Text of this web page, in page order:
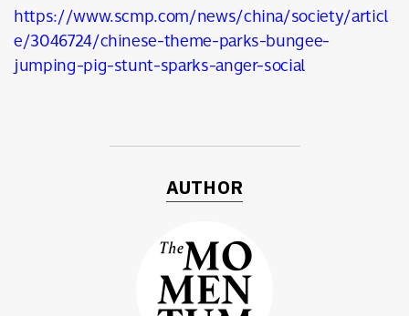
https://www.scmp.com/news/china/society/articl
e/3046724/chinese-theme-parks-bungee-
jumping-pig-stunt-sparks-anger-social
AUTHOR